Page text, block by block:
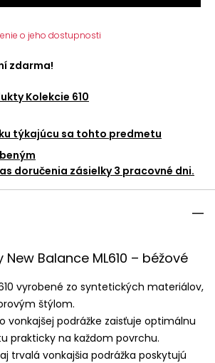
o jeho dostupnosti
zdarma!
Kolekcie 610
týkajúcu sa tohto predmetu
doručenia zásielky 3 pracovné dni.
Balance ML610 – béžové
vyrobené zo syntetických materiálov,
štýlom.
vonkajšej podrážke zaisťuje optimálnu
prakticky na každom povrchu.
trvalá vonkajšia podrážka poskytujú